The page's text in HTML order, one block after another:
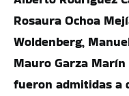
Rosaura Ochoa
Woldenberg,
Mauro Garza
fueron admitidas a